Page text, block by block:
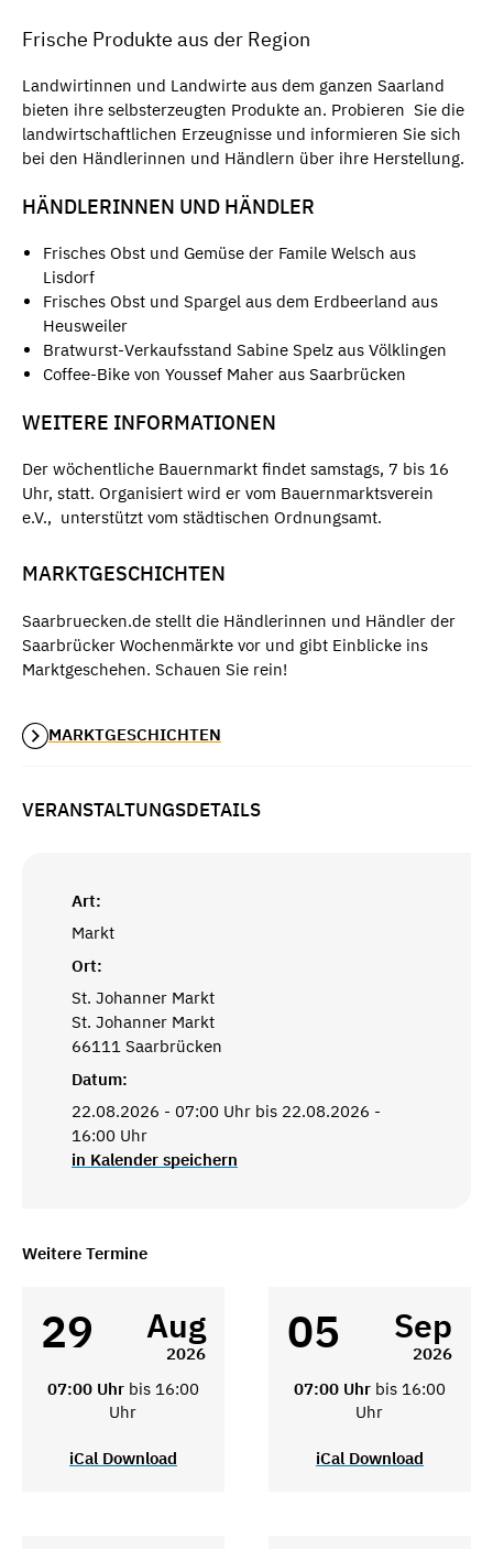
Frische Produkte aus der Region
Landwirtinnen und Landwirte aus dem ganzen Saarland
bieten ihre selbsterzeugten Produkte an. Probieren Sie die
landwirtschaftlichen Erzeugnisse und informieren Sie sich
bei den Händlerinnen und Händlern über ihre Herstellung.
HÄNDLERINNEN UND HÄNDLER
Frisches Obst und Gemüse der Famile Welsch aus
Lisdorf
Frisches Obst und Spargel aus dem Erdbeerland aus
Heusweiler
Bratwurst-Verkaufsstand Sabine Spelz aus Völklingen
Coffee-Bike von Youssef Maher aus Saarbrücken
WEITERE INFORMATIONEN
Der wöchentliche Bauernmarkt findet samstags, 7 bis 16
Uhr, statt. Organisiert wird er vom Bauernmarktsverein
e.V., unterstützt vom städtischen Ordnungsamt.
MARKTGESCHICHTEN
Saarbruecken.de stellt die Händlerinnen und Händler der
Saarbrücker Wochenmärkte vor und gibt Einblicke ins
Marktgeschehen. Schauen Sie rein!
MARKTGESCHICHTEN
VERANSTALTUNGSDETAILS
Art:
Markt
Ort:
St. Johanner Markt
St. Johanner Markt
66111 Saarbrücken
Datum:
22.08.2026 - 07:00 Uhr bis 22.08.2026 -
16:00 Uhr
in Kalender speichern
Weitere Termine
29 Aug
2026
07:00 Uhr bis 16:00
Uhr
iCal Download
05 Sep
2026
07:00 Uhr bis 16:00
Uhr
iCal Download